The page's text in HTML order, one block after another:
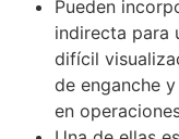
Pueden
indirecta para
difícil
de enganche
en